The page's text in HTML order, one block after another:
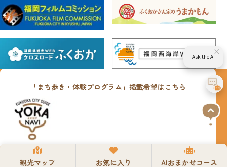
「まち歩き・体験プログラム」掲載希望はこちら
観光マップ お気に入り AIおまかせコース
×
Ask the AI